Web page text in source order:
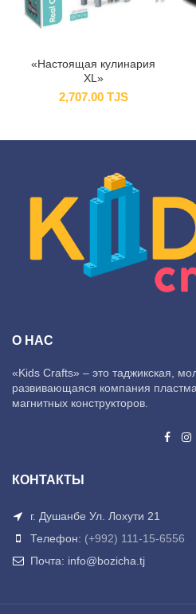
«Настоящая кулинария
XL»
2,707.00 TJS
О НАС
«Kids Crafts» – это таджикская,
развивающаяся компания
магнитных конструкторов.
КОНТАКТЫ
г. Душанбе Ул. Лохути 21
Телефон: (+992) 111-15-6556
Почта: info@bozicha.tj